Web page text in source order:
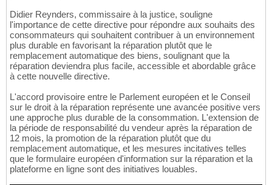
Didier Reynders, commissaire à la justice, souligne
l'importance de cette directive pour répondre aux souhaits des
consommateurs qui souhaitent contribuer à un environnement
plus durable en favorisant la réparation plutôt que le
remplacement automatique des biens, soulignant que la
réparation deviendra plus facile, accessible et abordable grâce
à cette nouvelle directive.
L'accord provisoire entre le Parlement européen et le Conseil
sur le droit à la réparation représente une avancée positive vers
une approche plus durable de la consommation. L'extension de
la période de responsabilité du vendeur après la réparation de
12 mois, la promotion de la réparation plutôt que du
remplacement automatique, et les mesures incitatives telles
que le formulaire européen d'information sur la réparation et la
plateforme en ligne sont des initiatives louables.